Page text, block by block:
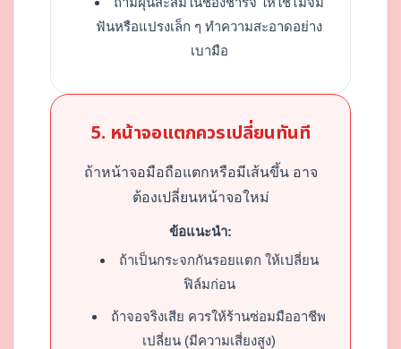
ฟันหรือแปรงเล็ก ๆ ทำความสะอาดอย่าง
เบามือ
5. หน้าจอแตกควรเปลี่ยนทันที
ถ้าหน้าจอมือถือแตกหรือมีเส้นขึ้น อาจ
ต้องเปลี่ยนหน้าจอใหม่
ข้อแนะนำ:
ถ้าเป็นกระจกกันรอยแตก ให้เปลี่ยน
ฟิล์มก่อน
ถ้าจอจริงเสีย ควรให้ร้านซ่อมมืออาชีพ
เปลี่ยน (มีความเสี่ยงสูง)